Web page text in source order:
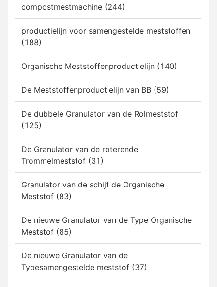
compostmestmachine (244)
productielijn voor samengestelde meststoffen
(188)
Organische Meststoffenproductielijn (140)
De Meststoffenproductielijn van BB (59)
De dubbele Granulator van de Rolmeststof
(125)
De Granulator van de roterende
Trommelmeststof (31)
Granulator van de schijf de Organische
Meststof (83)
De nieuwe Granulator van de Type Organische
Meststof (85)
De nieuwe Granulator van de
Typesamengestelde meststof (37)